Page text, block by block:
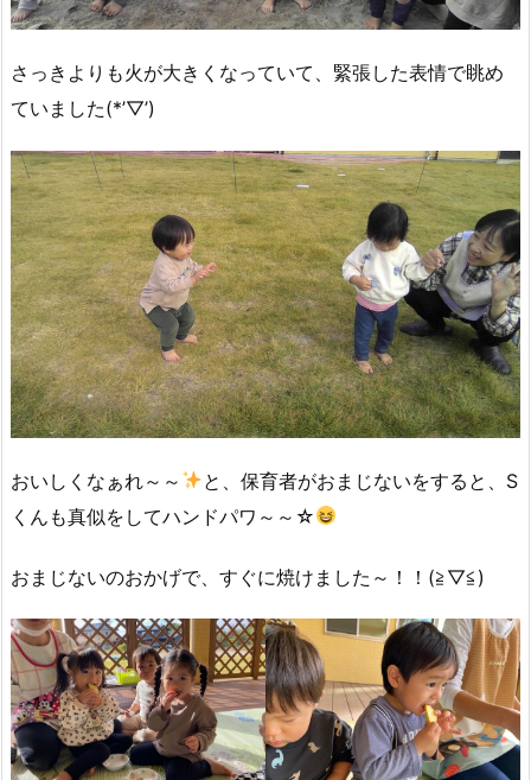
さっきよりも火が大きくなっていて、緊張した表情で眺め
ていました(*’▽’)
おいしくなぁれ～～
と、保育者がおまじないをすると、S
くんも真似をしてハンドパワ～～☆
おまじないのおかげで、すぐに焼けました～！！(≧▽≦)